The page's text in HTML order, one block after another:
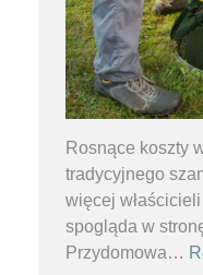
Rosnące koszty
tradycyjnego
więcej
spogląda w
Przydomowa…